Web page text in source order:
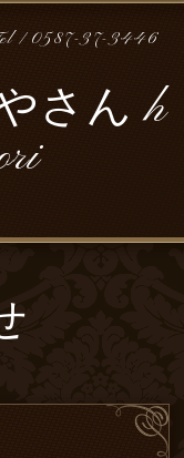
/ 0587-37-3446
さん h